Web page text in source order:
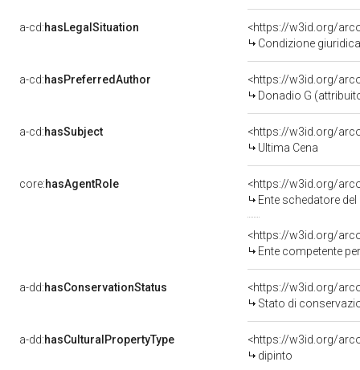
a-cd:hasLegalSituation
Condizione
a-cd:hasPreferredAuthor
<https://w3id.org/
Donadio G
a-cd:hasSubject
<https://w3id.org/
Ultima Cena
core:hasAgentRole
<https://w3id.org/
Ente schedatore del
<https://w3id.org/
Ente competente per
a-dd:hasConservationStatus
<https://w3id.org/
Stato di
a-dd:hasCulturalPropertyType
<https://w3id.org/
dipinto